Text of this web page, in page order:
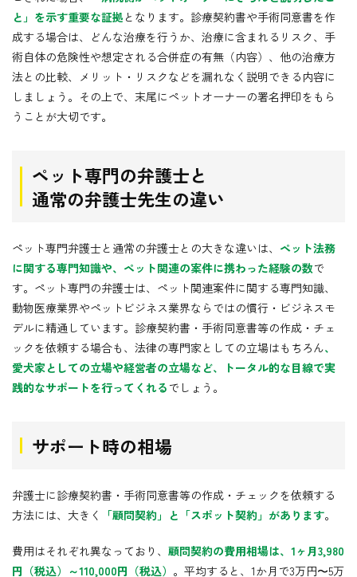
と」を示す重要な証拠となります。診療契約書や手術同意書を作
成する場合は、どんな治療を行うか、治療に含まれるリスク、手
術自体の危険性や想定される合併症の有無（内容）、他の治療方
法との比較、メリット・リスクなどを漏れなく説明できる内容に
しましょう。その上で、末尾にペットオーナーの署名押印をもら
うことが大切です。
ペット専門の弁護士と
通常の弁護士先生の違い
ペット専門弁護士と通常の弁護士との大きな違いは、 ペット法務
に関する専門知識や、ペット関連の案件に携わった経験の数で
す。ペット専門の弁護士は、ペット関連案件に関する専門知識、
動物医療業界やペットビジネス業界ならではの慣行・ビジネスモ
デルに精通しています。診療契約書・手術同意書等の作成・チェ
ックを依頼する場合も、法律の専門家としての立場はもちろん、
愛犬家としての立場や経営者の立場など、トータル的な目線で実
践的なサポートを行ってくれる でしょう。
サポート時の相場
弁護士に診療契約書・手術同意書等の作成・チェックを依頼する
方法には、大きく
「顧問契約」と「スポット契約」があります。
費用はそれぞれ異なっており、 顧問契約の費用相場は、1ヶ月3,980
円（税込）～110,000円（税込） 。平均すると、1か月で3万円〜5万